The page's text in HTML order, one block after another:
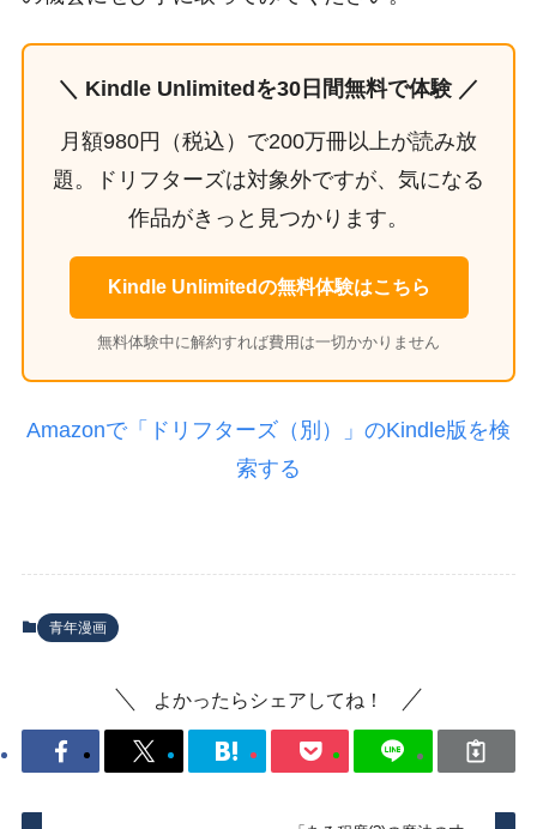
＼ Kindle Unlimitedを30日間無料で体験 ／
月額980円（税込）で200万冊以上が読み放
題。ドリフターズは対象外ですが、気になる
作品がきっと見つかります。
Kindle Unlimitedの無料体験はこちら
無料体験中に解約すれば費用は一切かかりません
Amazonで「ドリフターズ（別）」のKindle版を検
索する
青年漫画
よかったらシェアしてね！